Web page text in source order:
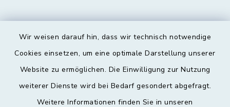
Wir weisen darauf hin, dass wir technisch notwendige
Cookies einsetzen, um eine optimale Darstellung unserer
Website zu ermöglichen. Die Einwilligung zur Nutzung
weiterer Dienste wird bei Bedarf gesondert abgefragt.
Weitere Informationen finden Sie in unseren
Kontakt